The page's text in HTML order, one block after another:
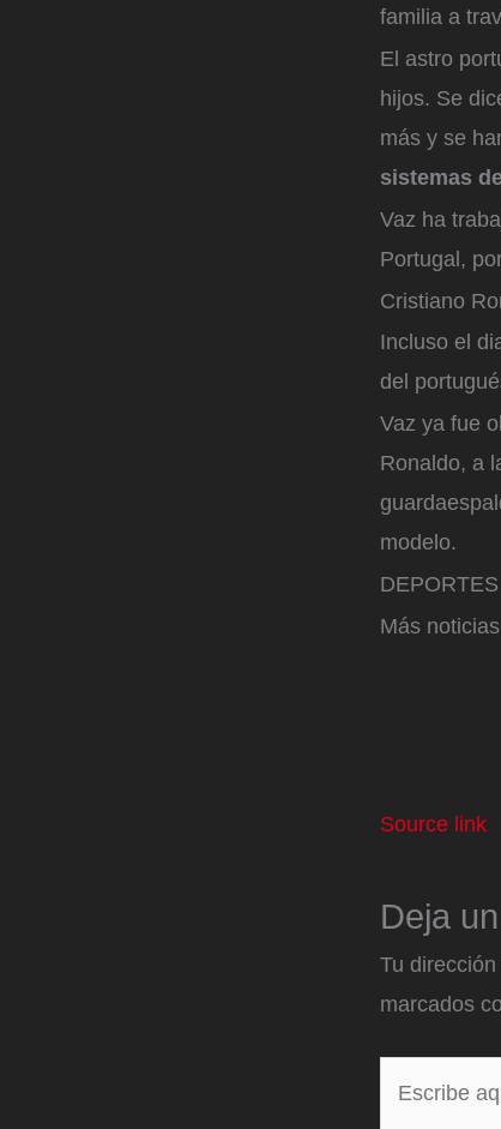
familia a
El astro
hijos. Se
más y se
sistemas
Vaz ha
Portugal,
Cristiano
Incluso el
del
Vaz ya fue
Ronaldo, a
modelo.
DEPORTES
Más
Source link
Deja
Tu
marcados